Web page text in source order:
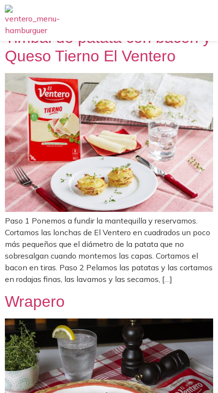
Timbal de patata con bacon y
Queso Tierno El Ventero
Paso 1 Ponemos a fundir la mantequilla y reservamos.
Cortamos las lonchas de El Ventero en cuadrados un poco
más pequeños que el diámetro de la patata que no
sobresalgan cuando montemos las capas. Cortamos el
bacon en tiras. Paso 2 Pelamos las patatas y las cortamos
en rodajas finas, las lavamos y las secamos, […]
Wrapero